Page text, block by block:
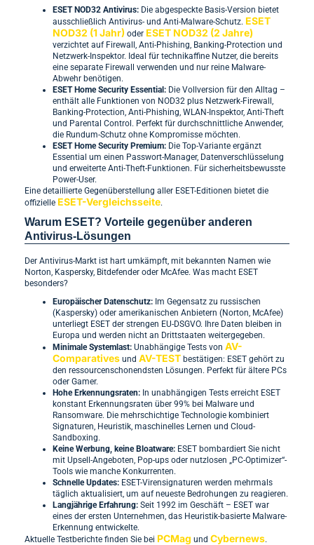
ESET NOD32 Antivirus: Die abgespeckte Basis-Version bietet
ausschließlich Antivirus- und Anti-Malware-Schutz. ESET
NOD32 (1 Jahr) oder ESET NOD32 (2 Jahre)
verzichtet auf Firewall, Anti-Phishing, Banking-Protection und
Netzwerk-Inspektor. Ideal für technikaffine Nutzer, die bereits
eine separate Firewall verwenden und nur reine Malware-
Abwehr benötigen.
ESET Home Security Essential: Die Vollversion für den Alltag –
enthält alle Funktionen von NOD32 plus Netzwerk-Firewall,
Banking-Protection, Anti-Phishing, WLAN-Inspektor, Anti-Theft
und Parental Control. Perfekt für durchschnittliche Anwender,
die Rundum-Schutz ohne Kompromisse möchten.
ESET Home Security Premium: Die Top-Variante ergänzt
Essential um einen Passwort-Manager, Datenverschlüsselung
und erweiterte Anti-Theft-Funktionen. Für sicherheitsbewusste
Power-User.
Eine detaillierte Gegenüberstellung aller ESET-Editionen bietet die
offizielle ESET-Vergleichsseite.
Warum ESET? Vorteile gegenüber anderen
Antivirus-Lösungen
Der Antivirus-Markt ist hart umkämpft, mit bekannten Namen wie
Norton, Kaspersky, Bitdefender oder McAfee. Was macht ESET
besonders?
Europäischer Datenschutz: Im Gegensatz zu russischen
(Kaspersky) oder amerikanischen Anbietern (Norton, McAfee)
unterliegt ESET der strengen EU-DSGVO. Ihre Daten bleiben in
Europa und werden nicht an Drittstaaten weitergegeben.
Minimale Systemlast: Unabhängige Tests von AV-
Comparatives und AV-TEST bestätigen: ESET gehört zu
den ressourcenschonendsten Lösungen. Perfekt für ältere PCs
oder Gamer.
Hohe Erkennungsraten: In unabhängigen Tests erreicht ESET
konstant Erkennungsraten über 99% bei Malware und
Ransomware. Die mehrschichtige Technologie kombiniert
Signaturen, Heuristik, maschinelles Lernen und Cloud-
Sandboxing.
Keine Werbung, keine Bloatware: ESET bombardiert Sie nicht
mit Upsell-Angeboten, Pop-ups oder nutzlosen „PC-Optimizer“-
Tools wie manche Konkurrenten.
Schnelle Updates: ESET-Virensignaturen werden mehrmals
täglich aktualisiert, um auf neueste Bedrohungen zu reagieren.
Langjährige Erfahrung: Seit 1992 im Geschäft – ESET war
eines der ersten Unternehmen, das Heuristik-basierte Malware-
Erkennung entwickelte.
Aktuelle Testberichte finden Sie bei PCMag und Cybernews.